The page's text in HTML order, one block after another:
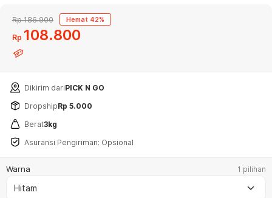
Rp 186.900 Hemat 42%
Rp 108 800
Dikirim dariPICK N GO
DropshipRp 5.000
Berat3kg
Asuransi Pengiriman: Opsional
Warna 1 pilihan
Hitam keyboard_arrow_down